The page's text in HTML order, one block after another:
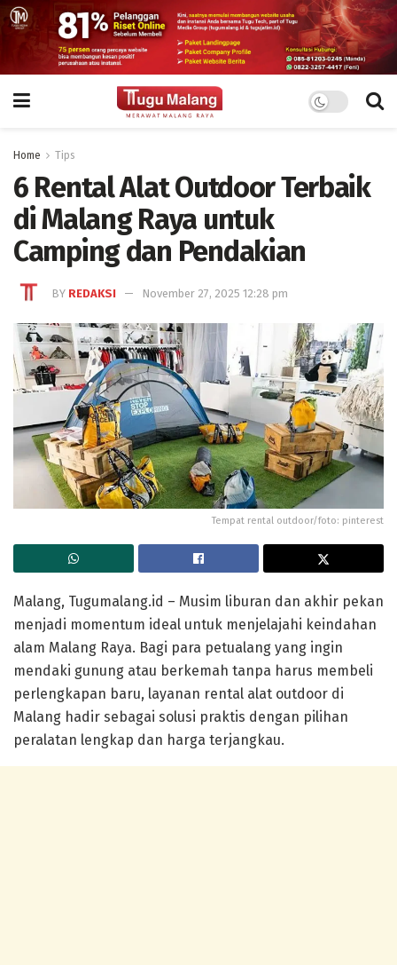
Home Tips
6 Rental Alat Outdoor Terbaik
di Malang Raya untuk
Camping dan Pendakian
BY REDAKSI November 27, 2025 12:28 pm
Tempat rental outdoor/foto: pinterest
Malang, Tugumalang.id – Musim liburan dan akhir pekan
menjadi momentum ideal untuk menjelajahi keindahan
alam Malang Raya. Bagi para petualang yang ingin
mendaki gunung atau berkemah tanpa harus membeli
perlengkapan baru, layanan rental alat outdoor di
Malang hadir sebagai solusi praktis dengan pilihan
peralatan lengkap dan harga terjangkau.